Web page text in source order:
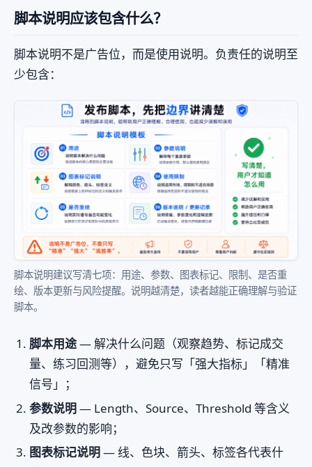
脚本说明应该包含什么？
脚本说明不是广告位，而是使用说明。负责任的说明至
少包含：
脚本说明建议写清七项：用途、参数、图表标记、限制、是否重
绘、版本更新与风险提醒。说明越清楚，读者越能正确理解与验证
脚本。
脚本用途— 解决什么问题（观察趋势、标记成交
量、练习回测等），避免只写「强大指标」「精准
信号」；
参数说明— Length、Source、Threshold 等含义
及改参数的影响；
图表标记说明— 线、色块、箭头、标签各代表什